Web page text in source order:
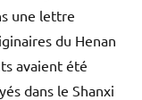
une lettre
du Henan
avaient été
dans le Shanxi